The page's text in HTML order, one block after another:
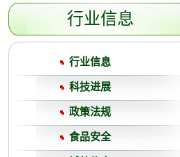
行业信息
行业信息
科技进展
政策法规
食品安全